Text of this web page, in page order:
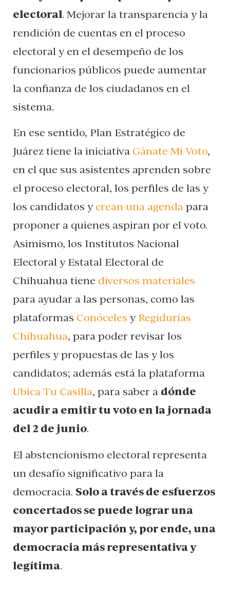
electoral. Mejorar la transparencia y la
rendición de cuentas en el proceso
electoral y en el desempeño de los
funcionarios públicos puede aumentar
la confianza de los ciudadanos en el
sistema.
En ese sentido, Plan Estratégico de
Juárez tiene la iniciativa Gánate Mi Voto,
en el que sus asistentes aprenden sobre
el proceso electoral, los perfiles de las y
los candidatos y crean una agenda para
proponer a quienes aspiran por el voto.
Asimismo, los Institutos Nacional
Electoral y Estatal Electoral de
Chihuahua tiene diversos materiales
para ayudar a las personas, como las
plataformas Conóceles y Regidurías
Chihuahua, para poder revisar los
perfiles y propuestas de las y los
candidatos; además está la plataforma
Ubica Tu Casilla, para saber a dónde
acudir a emitir tu voto en la jornada
del 2 de junio.
El abstencionismo electoral representa
un desafío significativo para la
democracia. Solo a través de esfuerzos
concertados se puede lograr una
mayor participación y, por ende, una
democracia más representativa y
legítima.